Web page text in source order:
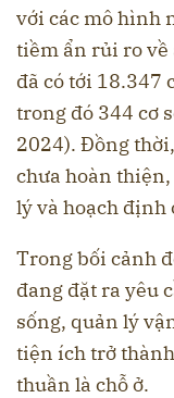
với các mô hình
tiềm ẩn rủi ro về
đã có tới 18.347
trong đó 344 cơ
2024). Đồng
chưa hoàn
lý và hoạch định
Trong bối cảnh
đang đặt ra yêu
sống, quản lý
tiện ích trở
thuần là chỗ ở.